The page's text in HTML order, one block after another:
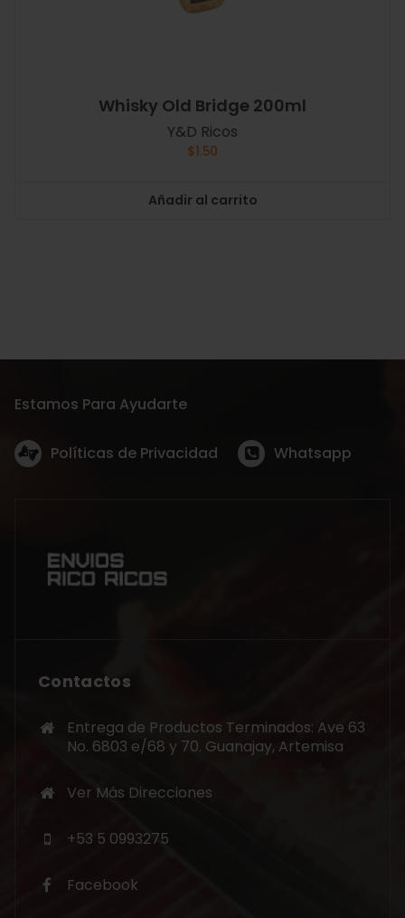
Whisky Old Bridge 200ml
Y&D Ricos
$1.50
Añadir al carrito
Estamos Para Ayudarte
Políticas de Privacidad Whatsapp
Contactos
Entrega de Productos Terminados: Ave 63
No. 6803 e/68 y 70. Guanajay, Artemisa
Ver Más Direcciones
+53 5 0993275
Facebook